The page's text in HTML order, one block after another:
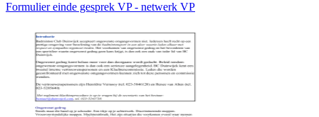
Formulier einde gesprek VP - netwerk VP